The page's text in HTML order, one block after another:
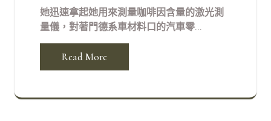
她迅速拿起她用來測量咖啡因含量的激光測
量儀，對著門德系車材料口的汽車零...
Read More